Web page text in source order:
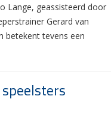
Lange, geassisteerd door
Gerard van
betekent tevens een